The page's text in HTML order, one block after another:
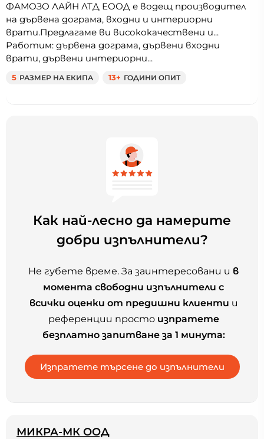
ФАМОЗО ЛАЙН ЛТД ЕООД е водещ производител
на дървена дограма, входни и интериорни
врати.Предлагаме ви висококачествени и...
Работим: дървена дограма, дървени входни
врати, дървени интериорни...
5 РАЗМЕР НА ЕКИПА 13+ ГОДИНИ ОПИТ
Как най-лесно да намерите
добри изпълнители?
Не губете време. За заинтересовани и в
момента свободни изпълнители с
всички оценки от предишни клиенти и
референции просто изпратете
безплатно запитване за 1 минута:
МИКРА-МК ООД